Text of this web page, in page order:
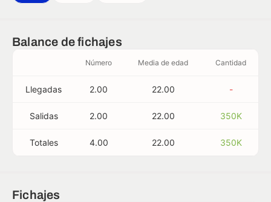
Balance de fichajes
Número Media de edad Cantidad
Llegadas 2.00 22.00 -
Salidas 2.00 22.00 350K
Totales 4.00 22.00 350K
Fichajes